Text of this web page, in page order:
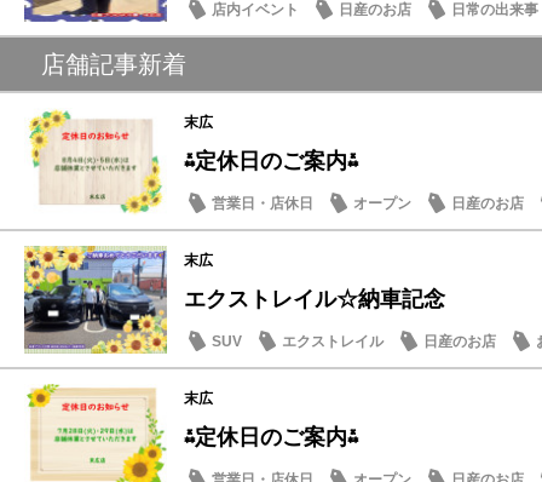
店内イベント 日産のお店 日常の出来事
店舗記事新着
末広
⁂定休日のご案内⁂
営業日・店休日 オープン 日産のお店
末広
エクストレイル☆納車記念
SUV エクストレイル 日産のお店
末広
⁂定休日のご案内⁂